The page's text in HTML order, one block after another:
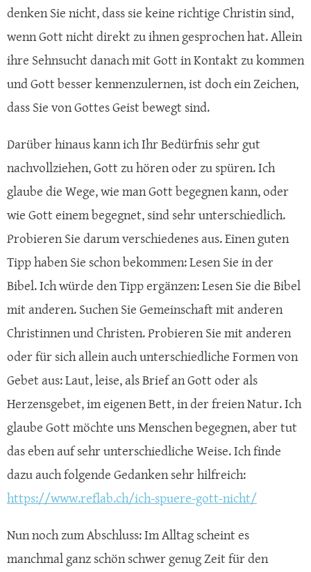
denken Sie nicht, dass sie keine richtige Christin sind,
wenn Gott nicht direkt zu ihnen gesprochen hat. Allein
ihre Sehnsucht danach mit Gott in Kontakt zu kommen
und Gott besser kennenzulernen, ist doch ein Zeichen,
dass Sie von Gottes Geist bewegt sind.
Darüber hinaus kann ich Ihr Bedürfnis sehr gut
nachvollziehen, Gott zu hören oder zu spüren. Ich
glaube die Wege, wie man Gott begegnen kann, oder
wie Gott einem begegnet, sind sehr unterschiedlich.
Probieren Sie darum verschiedenes aus. Einen guten
Tipp haben Sie schon bekommen: Lesen Sie in der
Bibel. Ich würde den Tipp ergänzen: Lesen Sie die Bibel
mit anderen. Suchen Sie Gemeinschaft mit anderen
Christinnen und Christen. Probieren Sie mit anderen
oder für sich allein auch unterschiedliche Formen von
Gebet aus: Laut, leise, als Brief an Gott oder als
Herzensgebet, im eigenen Bett, in der freien Natur. Ich
glaube Gott möchte uns Menschen begegnen, aber tut
das eben auf sehr unterschiedliche Weise. Ich finde
dazu auch folgende Gedanken sehr hilfreich:
https://www.reflab.ch/ich-spuere-gott-nicht/
Nun noch zum Abschluss: Im Alltag scheint es
manchmal ganz schön schwer genug Zeit für den